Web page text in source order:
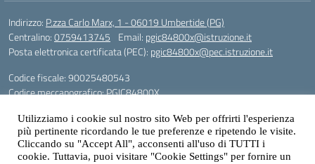
Indirizzo: P.zza Carlo Marx, 1 - 06019 Umbertide (PG)
Centralino:0759413745 Email: pgic84800x@istruzione.it
Posta elettronica certificata (PEC): pgic84800x@pec.istruzione.it
Codice fiscale: 90025480543
Codice meccanografico:PGIC84800X
Gestione sito web: prof. Paolo Chitarrai
Utilizziamo i cookie sul nostro sito Web per offrirti l'esperienza
più pertinente ricordando le tue preferenze e ripetendo le visite.
Cliccando su "Accept All", acconsenti all'uso di TUTTI i
cookie. Tuttavia, puoi visitare "Cookie Settings" per fornire un